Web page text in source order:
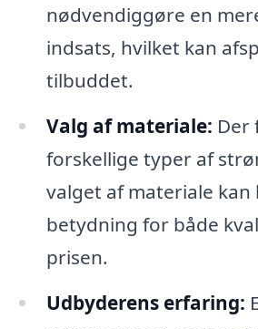
nødvendiggøre en
indsats, hvilket kan
tilbuddet.
Valg af materiale: Der
forskellige typer af
valget af materiale kan
betydning for både
prisen.
Udbyderens erfaring: